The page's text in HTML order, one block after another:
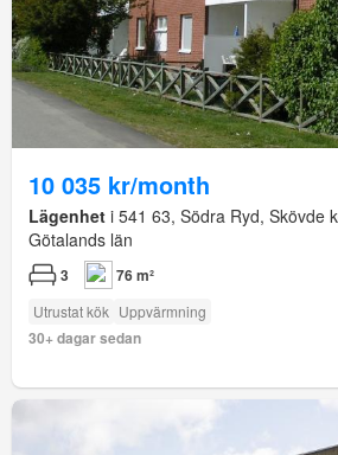
10 035 kr/month
Lägenhet i 541 63, Södra Ryd, Skövde
Götalands län
3 76 m²
Utrustat kök Uppvärmning
30+ dagar sedan